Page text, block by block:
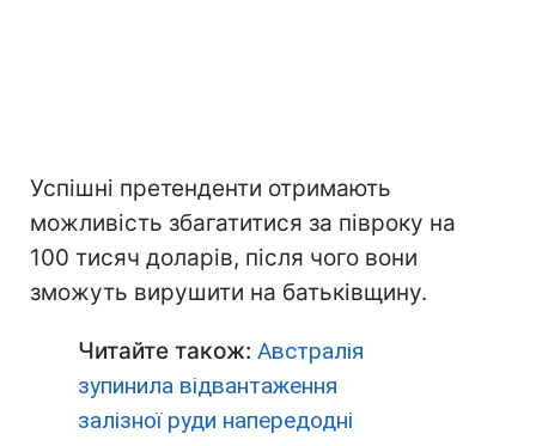
Успішні претенденти отримають
можливість збагатитися за півроку на
100 тисяч доларів, після чого вони
зможуть вирушити на батьківщину.
Читайте також: Австралія
зупинила відвантаження
залізної руди напередодні